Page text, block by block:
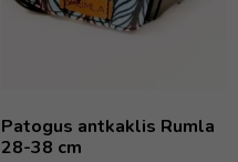
Patogus antkaklis Rumla
28-38 cm